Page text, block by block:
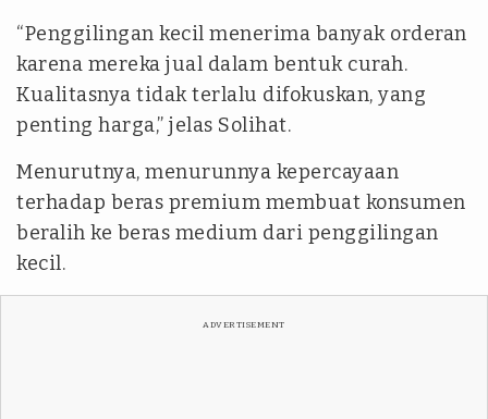
“Penggilingan kecil menerima banyak orderan
karena mereka jual dalam bentuk curah.
Kualitasnya tidak terlalu difokuskan, yang
penting harga,” jelas Solihat.
Menurutnya, menurunnya kepercayaan
terhadap beras premium membuat konsumen
beralih ke beras medium dari penggilingan
kecil.
ADVERTISEMENT